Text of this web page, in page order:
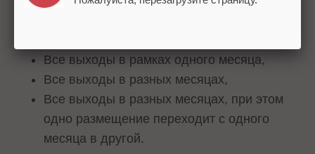
Все выходы в рамках одного месяца,
Все выходы в разных месяцах,
Все выходы в разных месяцах, при этом
одно размещение переходит с одного
месяца в другой.